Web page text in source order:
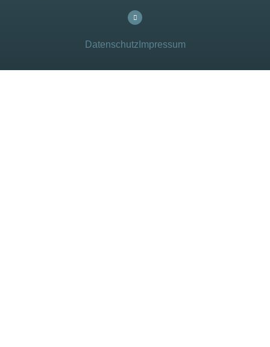
Datenschutz Impressum